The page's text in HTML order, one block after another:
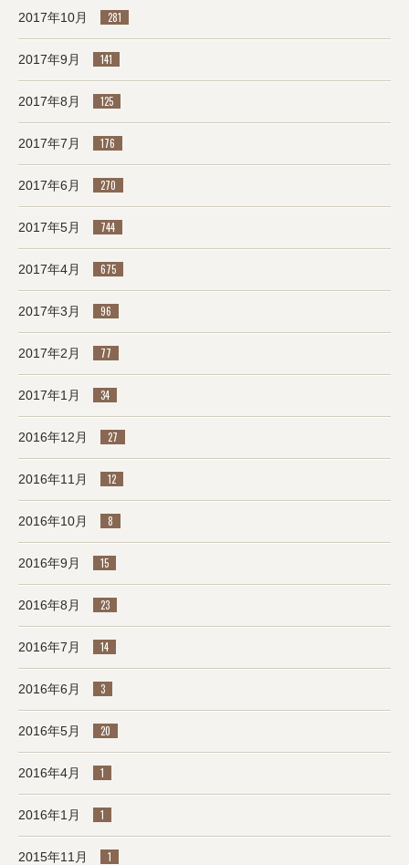
2017年10月 281
2017年9月 141
2017年8月 125
2017年7月 176
2017年6月 270
2017年5月 744
2017年4月 675
2017年3月 96
2017年2月 77
2017年1月 34
2016年12月 27
2016年11月 12
2016年10月 8
2016年9月 15
2016年8月 23
2016年7月 14
2016年6月 3
2016年5月 20
2016年4月 1
2016年1月 1
2015年11月 1